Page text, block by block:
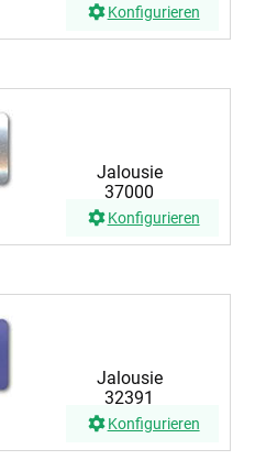
Konfigurieren
Jalousie
37000
Konfigurieren
Jalousie
32391
Konfigurieren